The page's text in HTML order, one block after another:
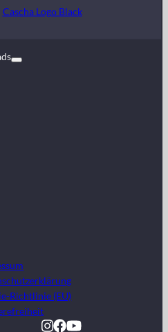
Cascha Logo Black
Richtlinie (EU)